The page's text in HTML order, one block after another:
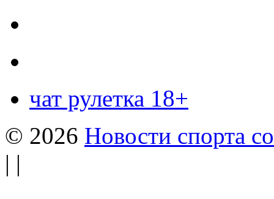
чат рулетка 18+
© 2026 Новости спорта
| |